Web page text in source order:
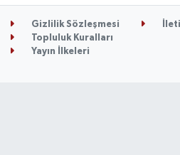
Gizlilik Sözleşmesi
Topluluk Kuralları
Yayın İlkeleri